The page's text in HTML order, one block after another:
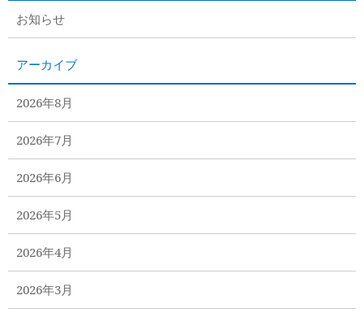
お知らせ
アーカイブ
2026年8月
2026年7月
2026年6月
2026年5月
2026年4月
2026年3月